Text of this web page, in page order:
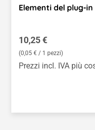
Elementi del plug-
Prezzo normale:
10,25 €
(0,05 € / 1 pezzi)
Prezzi incl. IVA più